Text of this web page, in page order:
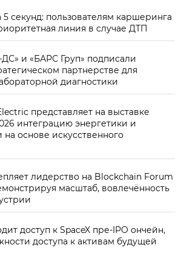
секунд: пользователям каршеринга
линия в случае ДТП
и «БАРС Груп» подписали
партнерстве для
диагностики
представляет на выставке
интеграцию энергетики и
основе искусственного
лидерство на Blockchain Forum
масштаб, вовлечённость
доступ к SpaceX пре-IPO ончейн,
доступа к активам будущей